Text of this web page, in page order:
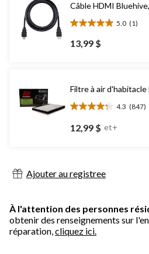
Câble HDMI
5.0 (1)
5.0
étoile(s)
sur
évaluation
13,99 $
Filtre à air
4.3 (847)
4.3
étoile(s)
sur
12,99 $ et+
Ajouter au registree
À l'attention des personnes
obtenir des renseignements sur
réparation,cliquez ici.